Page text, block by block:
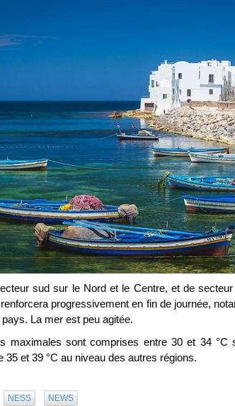
sud sur le Nord et le Centre, et de
progressivement en fin de journée,
pays. La mer est peu agitée.
maximales sont comprises entre 30 et 34
35 et 39 °C au niveau des autres régions.
NESS NEWS